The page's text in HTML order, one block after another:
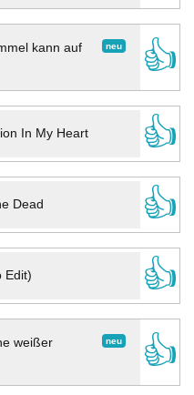
neu
kann auf
👍
In My Heart
👍
Dead
👍
Edit)
👍
neu
weißer
👍